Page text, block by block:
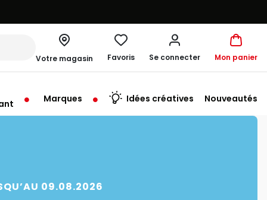
Votre magasin
à 19:30
Favoris Se connecter Mon panier
Marques Idées créatives Nouveautés
09.08.2026